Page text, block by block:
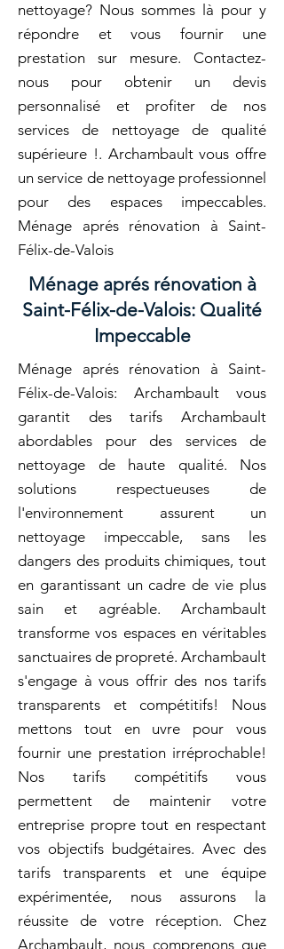
nettoyage? Nous sommes là pour y
répondre et vous fournir une
prestation sur mesure. Contactez-
nous pour obtenir un devis
personnalisé et profiter de nos
services de nettoyage de qualité
supérieure !. Archambault vous offre
un service de nettoyage professionnel
pour des espaces impeccables.
Ménage aprés rénovation à Saint-
Félix-de-Valois
Ménage aprés rénovation à
Saint-Félix-de-Valois: Qualité
Impeccable
Ménage aprés rénovation à Saint-
Félix-de-Valois: Archambault vous
garantit des tarifs Archambault
abordables pour des services de
nettoyage de haute qualité. Nos
solutions respectueuses de
l'environnement assurent un
nettoyage impeccable, sans les
dangers des produits chimiques, tout
en garantissant un cadre de vie plus
sain et agréable. Archambault
transforme vos espaces en véritables
sanctuaires de propreté. Archambault
s'engage à vous offrir des nos tarifs
transparents et compétitifs! Nous
mettons tout en uvre pour vous
fournir une prestation irréprochable!
Nos tarifs compétitifs vous
permettent de maintenir votre
entreprise propre tout en respectant
vos objectifs budgétaires. Avec des
tarifs transparents et une équipe
expérimentée, nous assurons la
réussite de votre réception. Chez
Archambault, nous comprenons que